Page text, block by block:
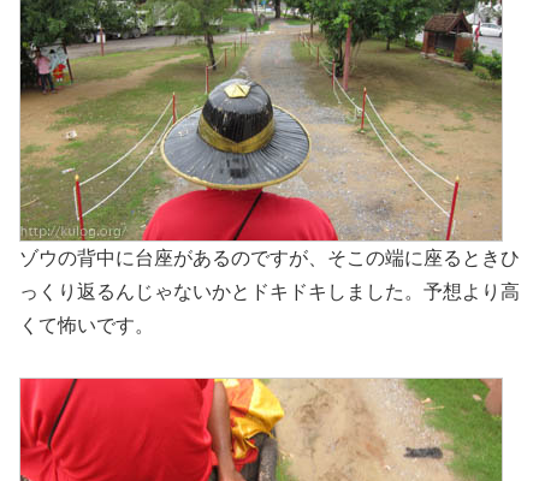
ゾウの背中に台座があるのですが、そこの端に座るときひ
っくり返るんじゃないかとドキドキしました。予想より高
くて怖いです。